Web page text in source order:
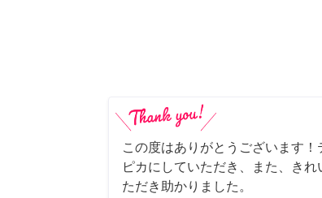
この度はありがとうございます
ピカにしていただき、また、き
ただき助かりました。